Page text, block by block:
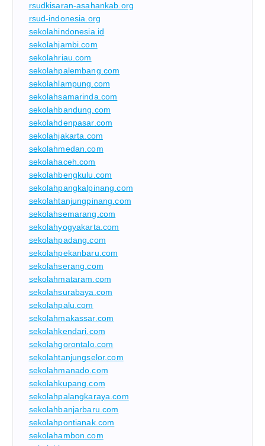
rsudkisaran-asahankab.org
rsud-indonesia.org
sekolahindonesia.id
sekolahjambi.com
sekolahriau.com
sekolahpalembang.com
sekolahlampung.com
sekolahsamarinda.com
sekolahbandung.com
sekolahdenpasar.com
sekolahjakarta.com
sekolahmedan.com
sekolahaceh.com
sekolahbengkulu.com
sekolahpangkalpinang.com
sekolahtanjungpinang.com
sekolahsemarang.com
sekolahyogyakarta.com
sekolahpadang.com
sekolahpekanbaru.com
sekolahserang.com
sekolahmataram.com
sekolahsurabaya.com
sekolahpalu.com
sekolahmakassar.com
sekolahkendari.com
sekolahgorontalo.com
sekolahtanjungselor.com
sekolahmanado.com
sekolahkupang.com
sekolahpalangkaraya.com
sekolahbanjarbaru.com
sekolahpontianak.com
sekolahambon.com